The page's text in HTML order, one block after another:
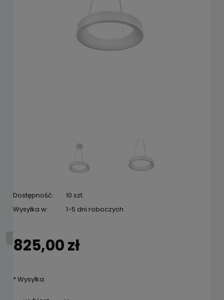
Dostępność:
10 szt.
Wysyłka w:
1-5 dni roboczych
825,00 zł
*Wysyłka: